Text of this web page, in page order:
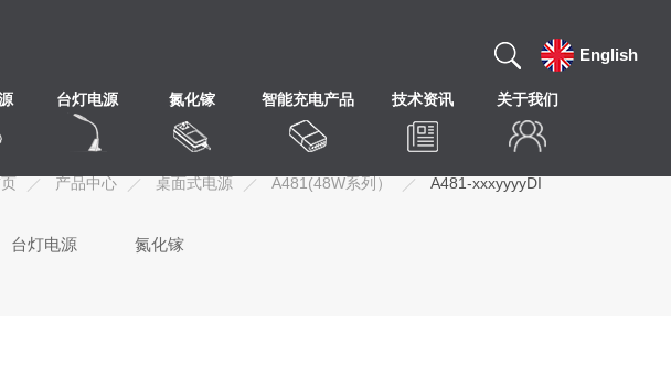
English
台灯电源 氮化镓 智能充电产品 技术资讯 关于我们
产品中心 桌面式电源 A481(48W系列） A481-xxxyyyyDI
台灯电源 氮化镓